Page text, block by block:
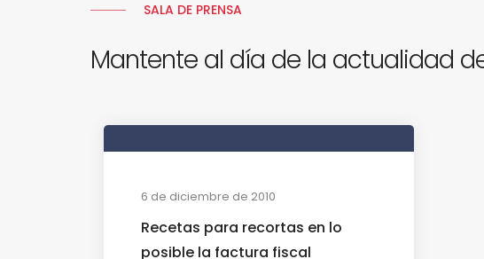
SALA DE PRENSA
Mantente al día de la actualidad
6 de diciembre de 2010
Recetas para recortas en lo
posible la factura fiscal